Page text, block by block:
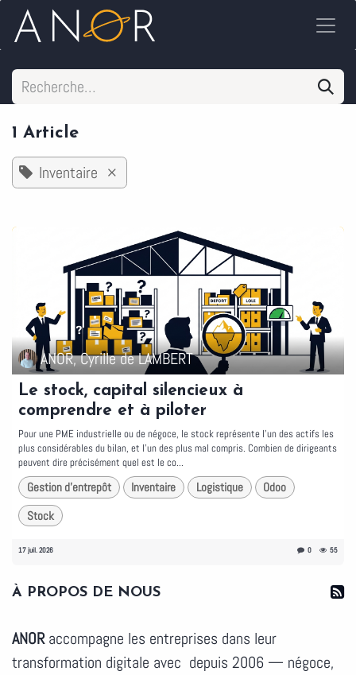
Se rendre au contenu
1 Article
Inventaire ×
ANOR, Cyrille de LAMBERT
Le stock, capital silencieux à
comprendre et à piloter
Pour une PME industrielle ou de négoce, le stock représente l'un des actifs les
plus considérables du bilan, et l'un des plus mal compris. Combien de dirigeants
peuvent dire précisément quel est le co...
Gestion d'entrepôt Inventaire Logistique
Odoo
Stock
17 juil. 2026 0 55
À PROPOS DE NOUS
ANORaccompagne les entreprises dans leur
transformation digitale avec depuis 2006 — négoce,